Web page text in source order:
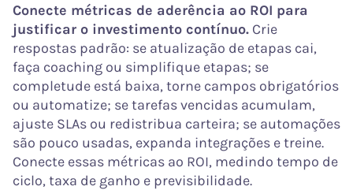
Conecte métricas de aderência ao ROI para
justificar o investimento contínuo. Crie
respostas padrão: se atualização de etapas cai,
faça coaching ou simplifique etapas; se
completude está baixa, torne campos obrigatórios
ou automatize; se tarefas vencidas acumulam,
ajuste SLAs ou redistribua carteira; se automações
são pouco usadas, expanda integrações e treine.
Conecte essas métricas ao ROI, medindo tempo de
ciclo, taxa de ganho e previsibilidade.